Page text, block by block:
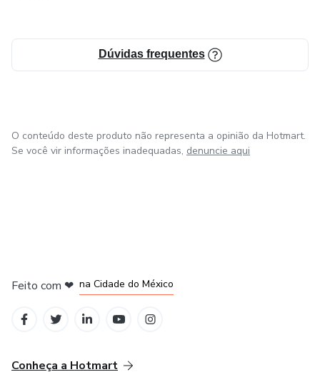
Dúvidas frequentes
O conteúdo deste produto não representa a opinião da Hotmart.
Se você vir informações inadequadas, denuncie aqui
Feito com ❤ na Cidade do México
Conheça a Hotmart